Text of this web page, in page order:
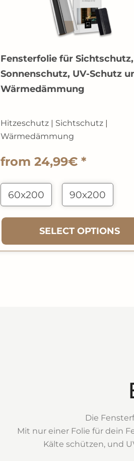
Fensterfolie für Sichtschutz,
Sonnenschutz, UV-Schutz
Wärmedämmung
Hitzeschutz | Sichtschutz |
Wärmedämmung
from 24,99€ *
60x200 90x200
SELECT OPTIONS
Die
Mit nur einer Folie für dein
Kälte schützen, und